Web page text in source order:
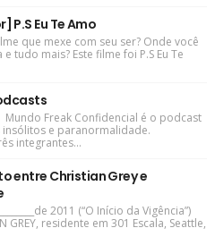
P.S Eu Te Amo
que mexe com seu ser? Onde você
tudo mais? Este filme foi P.S Eu Te
Mundo Freak Confidencial é o podcast
e paranormalidade.
integrantes...
entre Christian Grey e
2011 (“O Início da Vigência”)
GREY, residente em 301 Escala, Seattle,